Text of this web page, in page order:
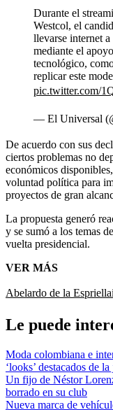
Durante el
Westcol, el
llevarse internet
mediante el
tecnológico,
replicar este
pic.twitter.com/
— El Universal
De acuerdo con sus
ciertos problemas no
económicos
voluntad política para
proyectos de gran
La propuesta generó
y se sumó a los temas
vuelta presidencial.
VER MÁS
Abelardo de la Espriella
Le puede
Moda colombiana e
‘looks’ destacados de
Un fijo de Néstor
borrado en su club
Nueva marca de